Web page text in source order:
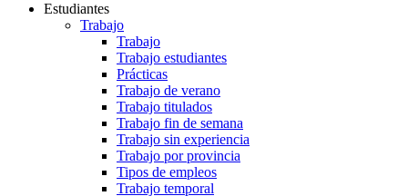
Estudiantes
Trabajo
Trabajo
Trabajo estudiantes
Prácticas
Trabajo de verano
Trabajo titulados
Trabajo fin de semana
Trabajo sin experiencia
Trabajo por provincia
Tipos de empleos
Trabajo temporal